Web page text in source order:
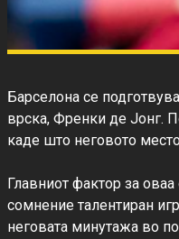
Барселона се
врска, Френки де Јонг.
каде што неговото
Главниот фактор за
сомнение талентиран
неговата минутажа во